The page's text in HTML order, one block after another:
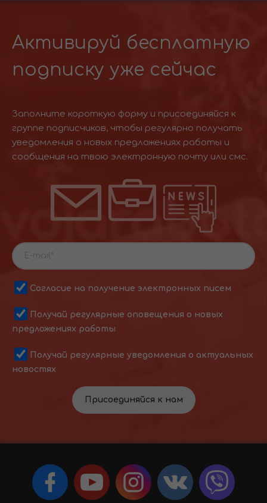
Активируй бесплатную
подписку уже сейчас
Заполните короткую форму и присоединяйся к
группе подписчиков, чтобы регулярно получать
уведомления о новых предложениях работы и
сообщения на твою электронную почту или смс.
Согласие на получение электронных писем
Получай регулярные оповещения о новых
предложениях работы
Получай регулярные уведомления о актуальных
новостях
Присоединяйся к нам